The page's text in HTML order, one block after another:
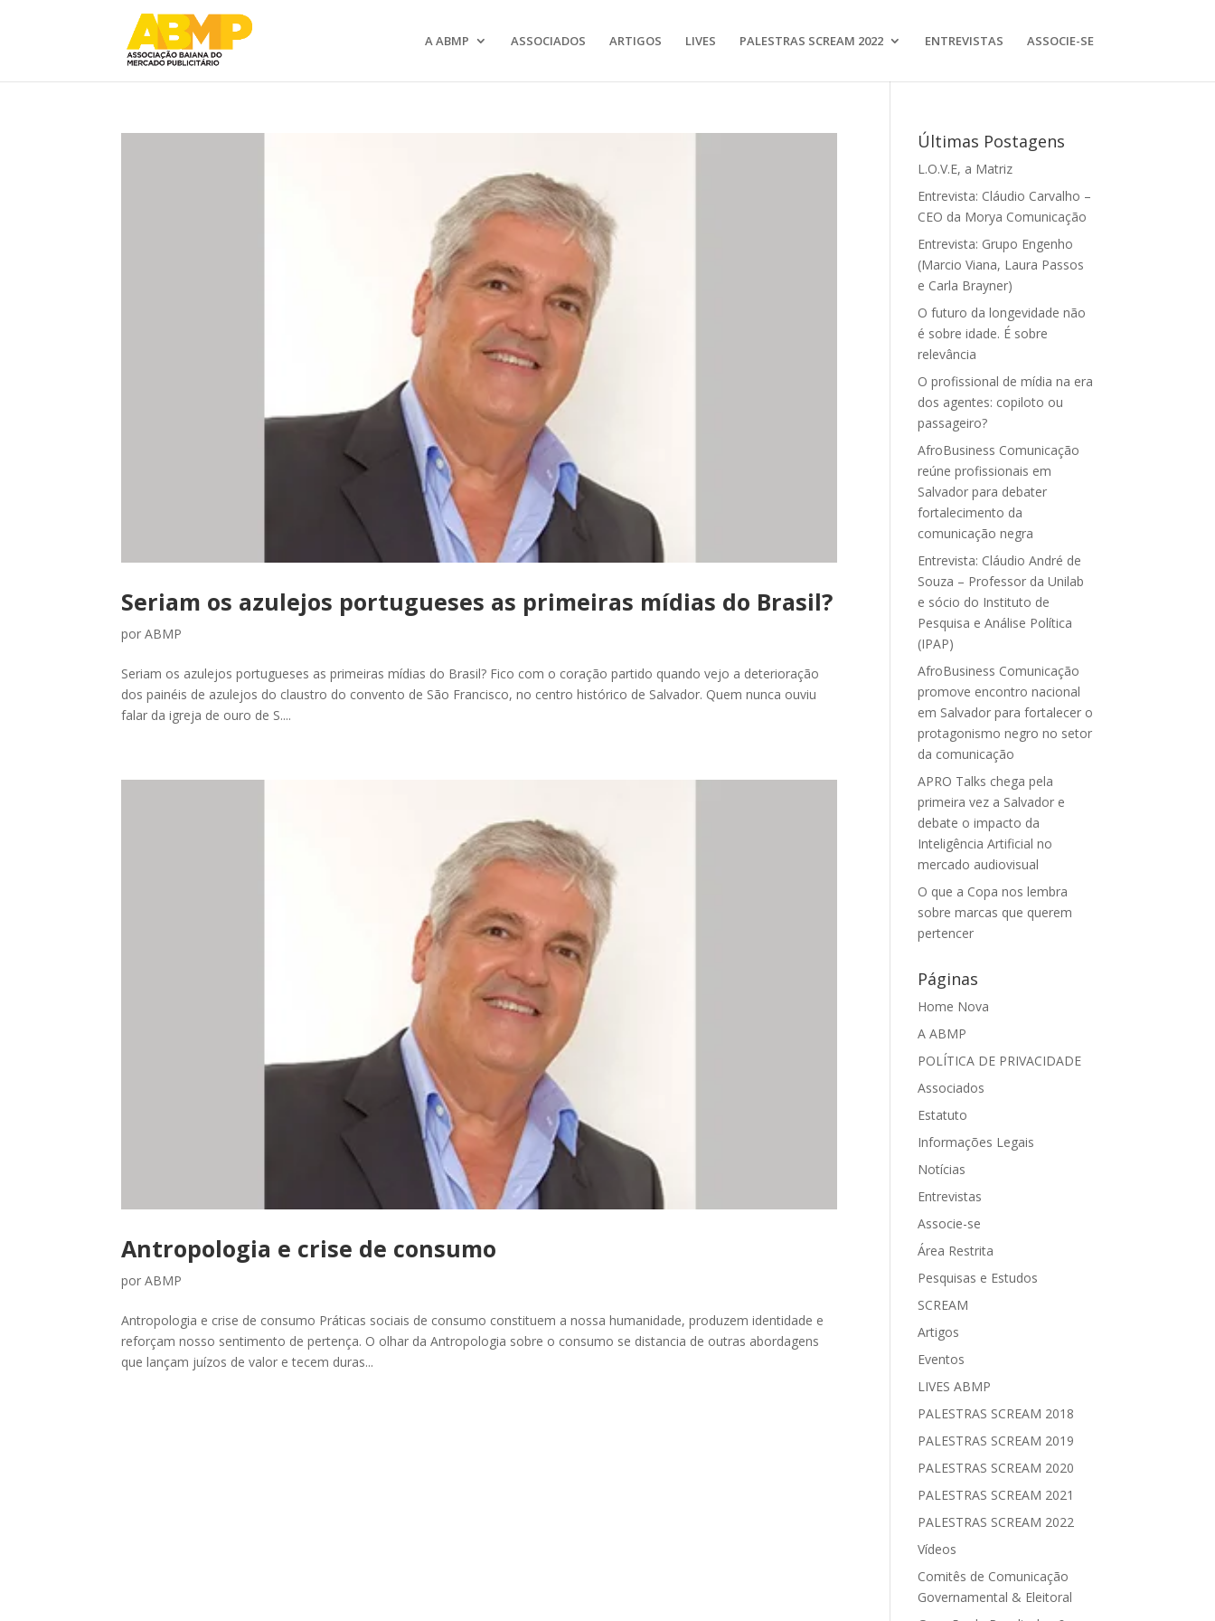
A ABMP ASSOCIADOS ARTIGOS LIVES PALESTRAS SCREAM 2022 ENTREVISTAS ASSOCIE-SE
Seriam os azulejos portugueses as primeiras mídias do Brasil?
porABMP
Seriam os azulejos portugueses as primeiras mídias do Brasil? Fico com o coração partido quando vejo a deterioração
dos painéis de azulejos do claustro do convento de São Francisco, no centro histórico de Salvador. Quem nunca ouviu
falar da igreja de ouro de S....
Antropologia e crise de consumo
porABMP
Antropologia e crise de consumo Práticas sociais de consumo constituem a nossa humanidade, produzem identidade e
reforçam nosso sentimento de pertença. O olhar da Antropologia sobre o consumo se distancia de outras abordagens
que lançam juízos de valor e tecem duras...
Últimas Postagens
L.O.V.E, a Matriz
Entrevista: Cláudio Carvalho –
CEO da Morya Comunicação
Entrevista: Grupo Engenho
(Marcio Viana, Laura Passos
e Carla Brayner)
O futuro da longevidade não
é sobre idade. É sobre
relevância
O profissional de mídia na era
dos agentes: copiloto ou
passageiro?
AfroBusiness Comunicação
reúne profissionais em
Salvador para debater
fortalecimento da
comunicação negra
Entrevista: Cláudio André de
Souza – Professor da Unilab
e sócio do Instituto de
Pesquisa e Análise Política
(IPAP)
AfroBusiness Comunicação
promove encontro nacional
em Salvador para fortalecer o
protagonismo negro no setor
da comunicação
APRO Talks chega pela
primeira vez a Salvador e
debate o impacto da
Inteligência Artificial no
mercado audiovisual
O que a Copa nos lembra
sobre marcas que querem
pertencer
Páginas
Home Nova
A ABMP
POLÍTICA DE PRIVACIDADE
Associados
Estatuto
Informações Legais
Notícias
Entrevistas
Associe-se
Área Restrita
Pesquisas e Estudos
SCREAM
Artigos
Eventos
LIVES ABMP
PALESTRAS SCREAM 2018
PALESTRAS SCREAM 2019
PALESTRAS SCREAM 2020
PALESTRAS SCREAM 2021
PALESTRAS SCREAM 2022
Vídeos
Comitês de Comunicação
Governamental & Eleitoral